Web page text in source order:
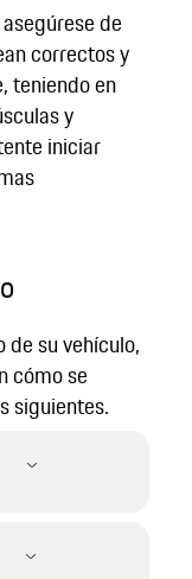
de
correctos y
teniendo en
y
iniciar
de su vehículo,
cómo se
siguientes.